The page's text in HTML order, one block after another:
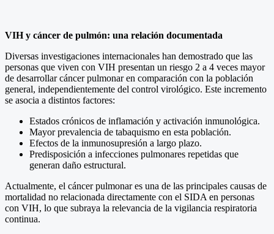
VIH y cáncer de pulmón: una relación documentada
Diversas investigaciones internacionales han demostrado que las
personas que viven con VIH presentan un riesgo 2 a 4 veces mayor
de desarrollar cáncer pulmonar en comparación con la población
general, independientemente del control virológico. Este incremento
se asocia a distintos factores:
Estados crónicos de inflamación y activación inmunológica.
Mayor prevalencia de tabaquismo en esta población.
Efectos de la inmunosupresión a largo plazo.
Predisposición a infecciones pulmonares repetidas que
generan daño estructural.
Actualmente, el cáncer pulmonar es una de las principales causas de
mortalidad no relacionada directamente con el SIDA en personas
con VIH, lo que subraya la relevancia de la vigilancia respiratoria
continua.